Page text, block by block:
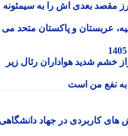
بعدی اش را به سیمئونه
عربستان و پاکستان متحد می
شدید هواداران رئال زیر
من است
کاربردی در جهاد دانشگاهی